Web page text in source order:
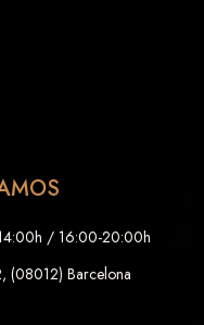
/ 16:00-20:00h
(08012) Barcelona